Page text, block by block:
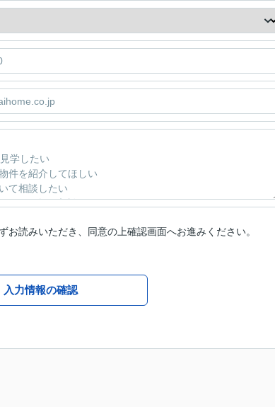
お読みいただき、同意の上確認画面へお進みください。
入力情報の確認